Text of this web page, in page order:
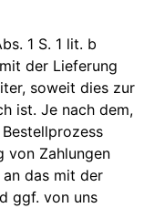
1 S. 1 lit. b
der Lieferung
soweit dies zur
ist. Je nach dem,
von Zahlungen
das mit der
ggf. von uns